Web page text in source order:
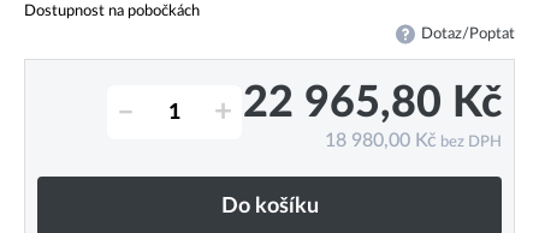
Dostupnost na pobočkách
Dotaz/Poptat
– + 22 965,80 Kč
18 980,00 Kč bez DPH
Do košíku